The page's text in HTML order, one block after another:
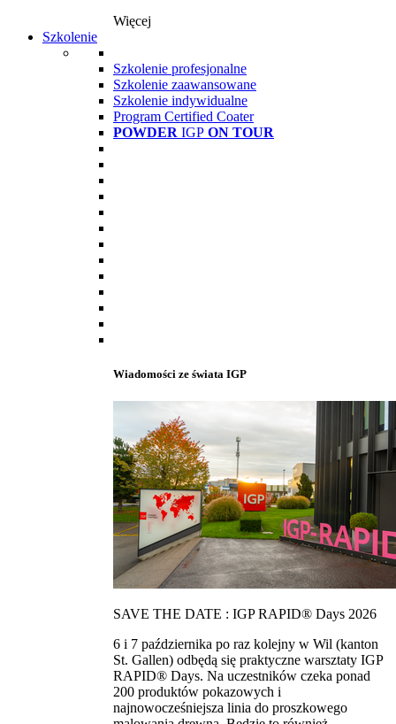
Więcej
Szkolenie
Szkolenie profesjonalne
Szkolenie zaawansowane
Szkolenie indywidualne
Program Certified Coater
POWDER IGP ON TOUR
Wiadomości ze świata IGP
SAVE THE DATE : IGP RAPID® Days 2026
6 i 7 października po raz kolejny w Wil (kanton
St. Gallen) odbędą się praktyczne warsztaty IGP
RAPID® Days. Na uczestników czeka ponad
200 produktów pokazowych i
najnowocześniejsza linia do proszkowego